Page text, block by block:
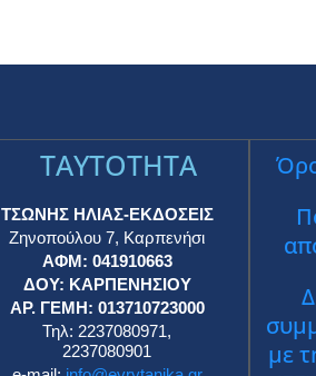
TAYTOTHTA
ΤΣΩΝΗΣ ΗΛΙΑΣ-ΕΚΔΟΣΕΙΣ
Ζηνοπούλου 7, Καρπενήσι
ΑΦΜ: 041910663
ΔΟΥ: ΚΑΡΠΕΝΗΣΙΟΥ
ΑΡ. ΓΕΜΗ: 013710723000
Τηλ: 2237080971,
2237080901
με